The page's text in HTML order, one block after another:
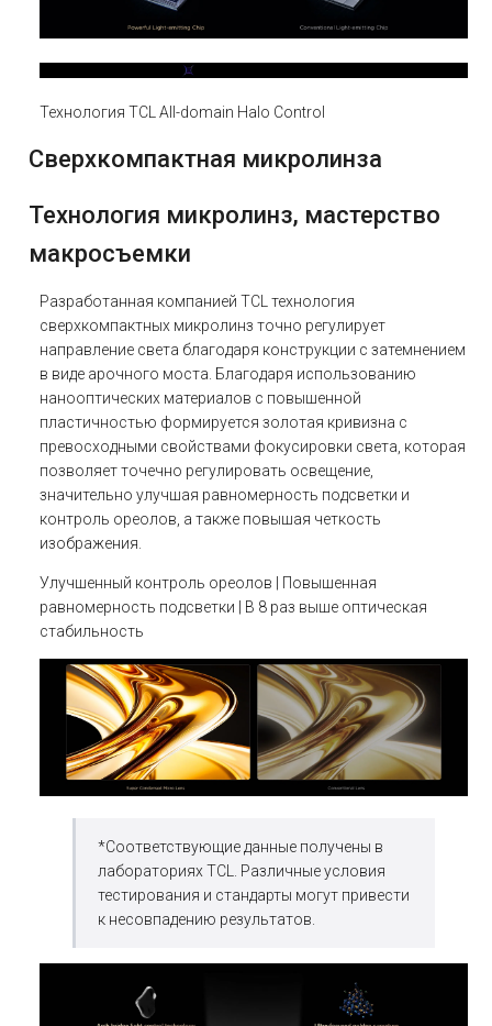
Технология TCL All-domain Halo Control
Сверхкомпактная микролинза
Технология микролинз, мастерство
макросъемки
Разработанная компанией TCL технология
сверхкомпактных микролинз точно регулирует
направление света благодаря конструкции с затемнением
в виде арочного моста. Благодаря использованию
нанооптических материалов с повышенной
пластичностью формируется золотая кривизна с
превосходными свойствами фокусировки света, которая
позволяет точечно регулировать освещение,
значительно улучшая равномерность подсветки и
контроль ореолов, а также повышая четкость
изображения.
Улучшенный контроль ореолов | Повышенная
равномерность подсветки | В 8 раз выше оптическая
стабильность
*Соответствующие данные получены в
лабораториях TCL. Различные условия
тестирования и стандарты могут привести
к несовпадению результатов.